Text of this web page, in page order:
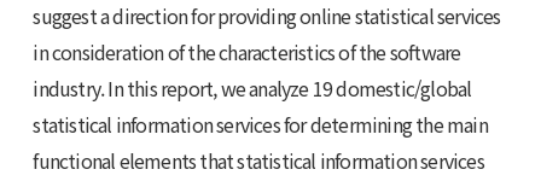
suggest a direction for providing online statistical services
in consideration of the characteristics of the software
industry. In this report, we analyze 19 domestic/global
statistical information services for determining the main
functional elements that statistical information services